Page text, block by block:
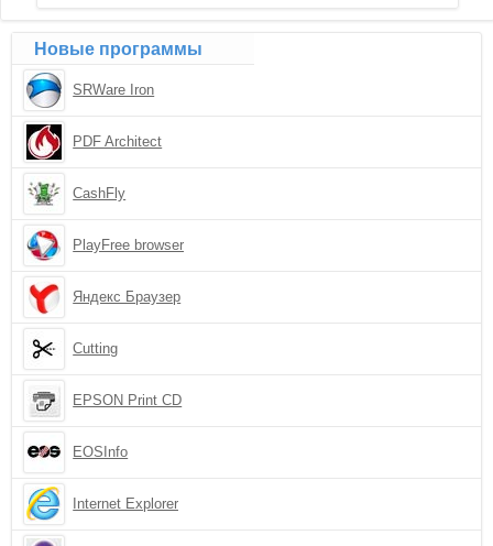
Новые программы
SRWare Iron
PDF Architect
CashFly
PlayFree browser
Яндекс Браузер
Cutting
EPSON Print CD
EOSInfo
Internet Explorer